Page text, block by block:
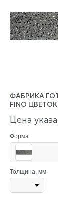
ФАБРИКА
FINO
Цена
Форма
Толщина, мм